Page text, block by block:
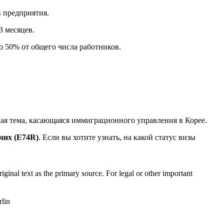
месяцев.
от общего числа работников.
тема, касающаяся иммиграционного управления в Корее.
(E74R). Если вы хотите узнать, на какой статус визы
text as the primary source. For legal or other important